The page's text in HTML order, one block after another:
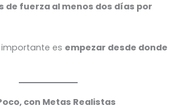
de fuerza al menos dos días por
importante es empezar desde donde
con Metas Realistas